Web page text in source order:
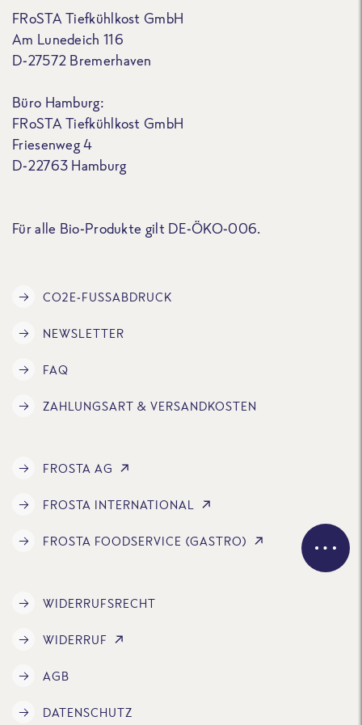
FRoSTA Tiefkühlkost GmbH
Am Lunedeich 116
D-27572 Bremerhaven
Büro Hamburg:
FRoSTA Tiefkühlkost GmbH
Friesenweg 4
D-22763 Hamburg
Für alle Bio-Produkte gilt DE-ÖKO-006.
CO2E-FUSSABDRUCK
NEWSLETTER
FAQ
ZAHLUNGSART & VERSANDKOSTEN
FROSTA AG
FROSTA INTERNATIONAL
FROSTA FOODSERVICE (GASTRO)
WIDERRUFSRECHT
WIDERRUF
AGB
DATENSCHUTZ